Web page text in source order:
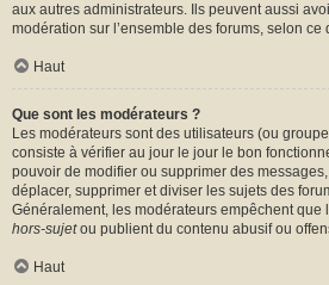
aux autres administrateurs. Ils peuvent aussi
modération sur l’ensemble des forums, selon
Haut
Que sont les modérateurs ?
Les modérateurs sont des utilisateurs (ou
consiste à vérifier au jour le jour le bon
pouvoir de modifier ou supprimer des
déplacer, supprimer et diviser les sujets des
Généralement, les modérateurs empêchent que
hors-sujetou publient du contenu abusif ou
Haut